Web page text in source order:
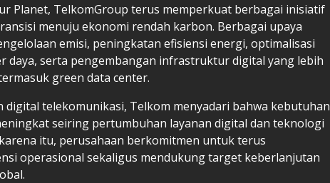
Planet, TelkomGroup terus memperkuat berbagai inisiatif
menuju ekonomi rendah karbon. Berbagai upaya
emisi, peningkatan efisiensi energi, optimalisasi
daya, serta pengembangan infrastruktur digital yang lebih
green data center.
digital telekomunikasi, Telkom menyadari bahwa kebutuhan
seiring pertumbuhan layanan digital dan teknologi
itu, perusahaan berkomitmen untuk terus
operasional sekaligus mendukung target keberlanjutan